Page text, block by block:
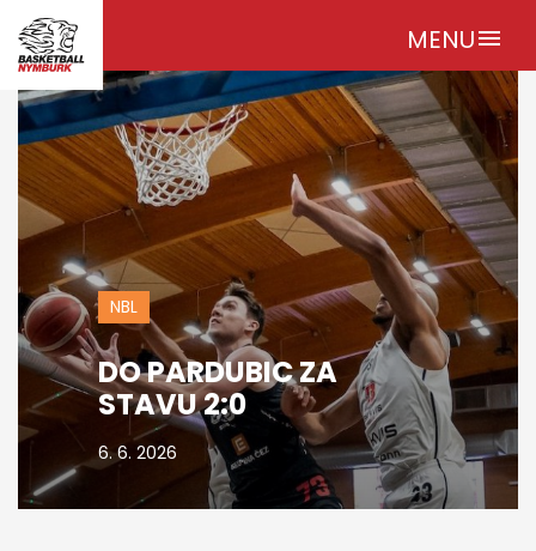
MENUmenu
NBL
DO PARDUBIC ZA
STAVU 2:0
6. 6. 2026